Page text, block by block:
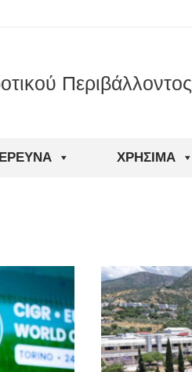
Περιβάλλοντος
ΈΡΕΥΝΑ ΧΡΉΣΙΜΑ